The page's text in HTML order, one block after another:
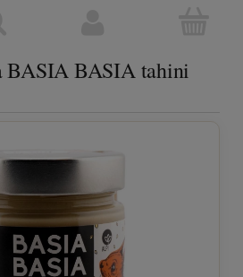
BASIA BASIA tahini